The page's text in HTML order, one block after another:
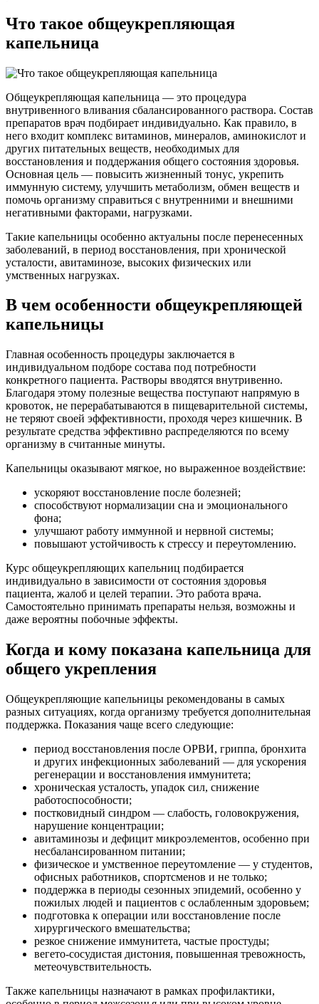
Что такое общеукрепляющая
капельница
Общеукрепляющая капельница — это процедура
внутривенного вливания сбалансированного раствора. Состав
препаратов врач подбирает индивидуально. Как правило, в
него входит комплекс витаминов, минералов, аминокислот и
других питательных веществ, необходимых для
восстановления и поддержания общего состояния здоровья.
Основная цель — повысить жизненный тонус, укрепить
иммунную систему, улучшить метаболизм, обмен веществ и
помочь организму справиться с внутренними и внешними
негативными факторами, нагрузками.
Такие капельницы особенно актуальны после перенесенных
заболеваний, в период восстановления, при хронической
усталости, авитаминозе, высоких физических или
умственных нагрузках.
В чем особенности общеукрепляющей
капельницы
Главная особенность процедуры заключается в
индивидуальном подборе состава под потребности
конкретного пациента. Растворы вводятся внутривенно.
Благодаря этому полезные вещества поступают напрямую в
кровоток, не перерабатываются в пищеварительной системы,
не теряют своей эффективности, проходя через кишечник. В
результате средства эффективно распределяются по всему
организму в считанные минуты.
Капельницы оказывают мягкое, но выраженное воздействие:
ускоряют восстановление после болезней;
способствуют нормализации сна и эмоционального
фона;
улучшают работу иммунной и нервной системы;
повышают устойчивость к стрессу и переутомлению.
Курс общеукрепляющих капельниц подбирается
индивидуально в зависимости от состояния здоровья
пациента, жалоб и целей терапии. Это работа врача.
Самостоятельно принимать препараты нельзя, возможны и
даже вероятны побочные эффекты.
Когда и кому показана капельница для
общего укрепления
Общеукрепляющие капельницы рекомендованы в самых
разных ситуациях, когда организму требуется дополнительная
поддержка. Показания чаще всего следующие:
период восстановления после ОРВИ, гриппа, бронхита
и других инфекционных заболеваний — для ускорения
регенерации и восстановления иммунитета;
хроническая усталость, упадок сил, снижение
работоспособности;
постковидный синдром — слабость, головокружения,
нарушение концентрации;
авитаминозы и дефицит микроэлементов, особенно при
несбалансированном питании;
физическое и умственное переутомление — у студентов,
офисных работников, спортсменов и не только;
поддержка в периоды сезонных эпидемий, особенно у
пожилых людей и пациентов с ослабленным здоровьем;
подготовка к операции или восстановление после
хирургического вмешательства;
резкое снижение иммунитета, частые простуды;
вегето-сосудистая дистония, повышенная тревожность,
метеочувствительность.
Также капельницы назначают в рамках профилактики,